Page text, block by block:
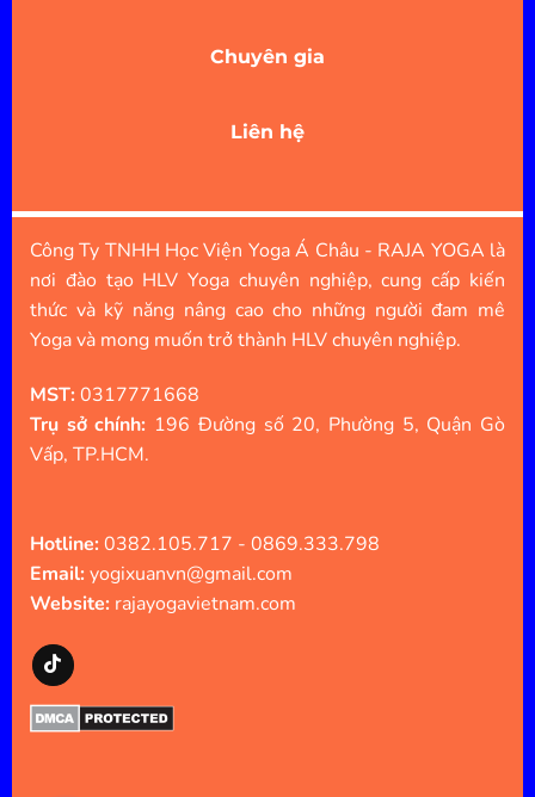
Chuyên gia
Liên hệ
Công Ty TNHH Học Viện Yoga Á Châu - RAJA YOGA là
nơi đào tạo HLV Yoga chuyên nghiệp, cung cấp kiến
thức và kỹ năng nâng cao cho những người đam mê
Yoga và mong muốn trở thành HLV chuyên nghiệp.
MST:0317771668
Trụ sở chính: 196 Đường số 20, Phường 5, Quận Gò
Vấp, TP.HCM.
Hotline:0382.105.717 - 0869.333.798
Email:yogixuanvn@gmail.com
Website: rajayogavietnam.com